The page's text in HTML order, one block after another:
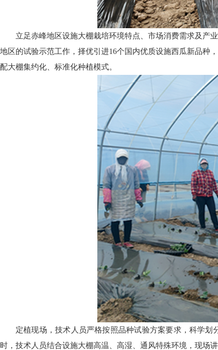
立足赤峰地区设施大棚栽培环境特点、市场消费需求及产
地区的试验示范工作，择优引进16个国内优质设施西瓜新品种
配大棚集约化、标准化种植模式。
定植现场，技术人员严格按照品种试验方案要求，科学
时，技术人员结合设施大棚高温、高湿、通风特殊环境，现场